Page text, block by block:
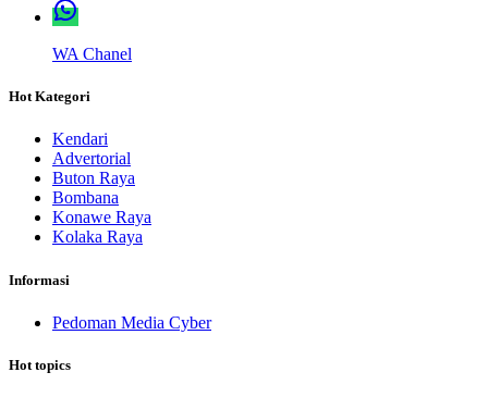
WA Chanel
Hot Kategori
Kendari
Advertorial
Buton Raya
Bombana
Konawe Raya
Kolaka Raya
Informasi
Pedoman Media Cyber
Hot topics